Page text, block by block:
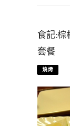
食記:棕
套餐
燒烤